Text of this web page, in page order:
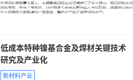
低成本特种镍基合金及焊材关键技术
研究及产业化
新材料产业